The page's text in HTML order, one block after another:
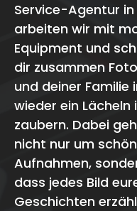
Service-Agentur
arbeiten wir mit
Equipment und
dir zusammen
und deiner Familie
wieder ein Lächeln
zaubern. Dabei
nicht nur um
Aufnahmen,
dass jedes Bild
Geschichten